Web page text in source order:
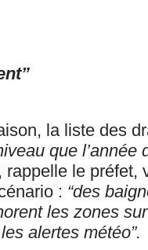
la liste des
que l’année
rappelle le préfet,
: “des
les zones
alertes météo”.